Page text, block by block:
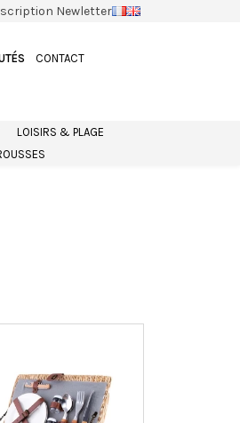
Newletter
CONTACT
LOISIRS & PLAGE